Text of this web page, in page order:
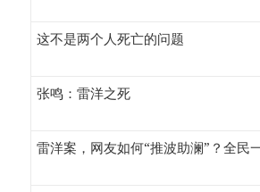
这不是两个人死亡的问题
张鸣：雷洋之死
雷洋案，网友如何“推波助澜”？全民